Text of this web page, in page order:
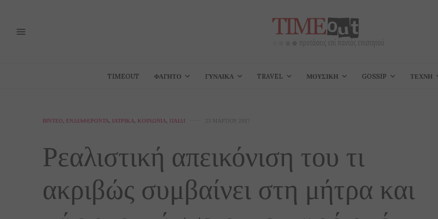
TIMEOUT ΦΑΓΗΤΌ ΓΥΝΑΊΚΑ TRAVEL ΜΟΥΣΙΚΉ GOSSIP ΤΈΧΝΗ
ΒΊΝΤΕΟ, ΕΝΔΙΑΦΈΡΟΝΤΑ, ΙΑΤΡΙΚΆ, ΚΟΙΝΩΝΊΑ, ΠΑΙΔΊ 23 ΜΑΡΤΊΟΥ 2017
Ρεαλιστική απεικόνιση του τι
ακριβώς συμβαίνει στη μήτρα και